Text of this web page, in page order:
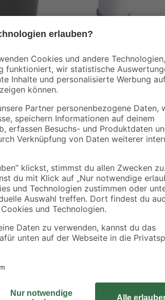
12 l
mediPOOL
Dosierschwimmer
blau/weiß 12 x 12 cm,